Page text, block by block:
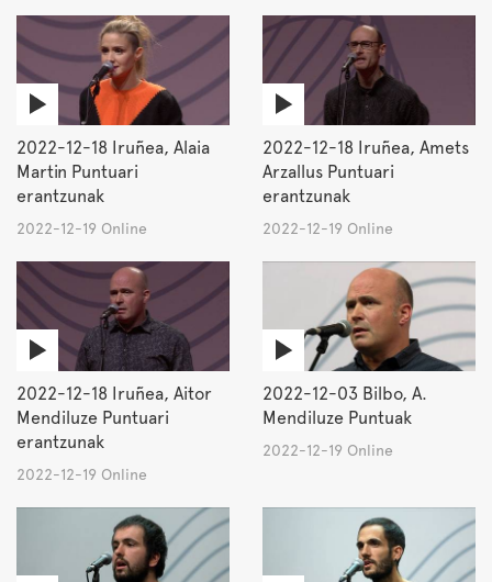
2022-12-18 Iruñea, Alaia
Martin Puntuari
erantzunak
2022-12-19 Online
2022-12-18 Iruñea, Amets
Arzallus Puntuari
erantzunak
2022-12-19 Online
2022-12-18 Iruñea, Aitor
Mendiluze Puntuari
erantzunak
2022-12-19 Online
2022-12-03 Bilbo, A.
Mendiluze Puntuak
2022-12-19 Online